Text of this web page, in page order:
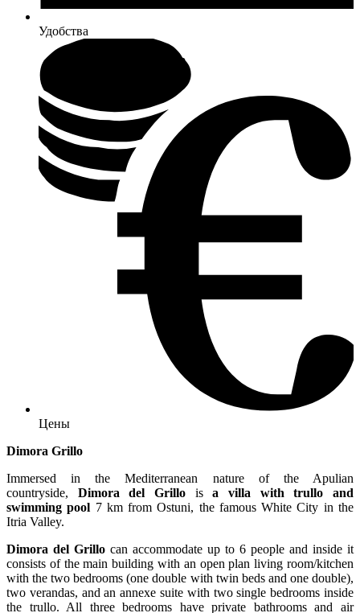
Удобства
Цены
Dimora Grillo
Immersed in the Mediterranean nature of the Apulian
countryside, Dimora del Grillo isa villa with trullo and
swimming pool 7 km from Ostuni, the famous White City in the
Itria Valley.
Dimora del Grillo can accommodate up to 6 people and inside it
consists of the main building with an open plan living room/kitchen
with the two bedrooms (one double with twin beds and one double),
two verandas, and an annexe suite with two single bedrooms inside
the trullo. All three bedrooms have private bathrooms and air